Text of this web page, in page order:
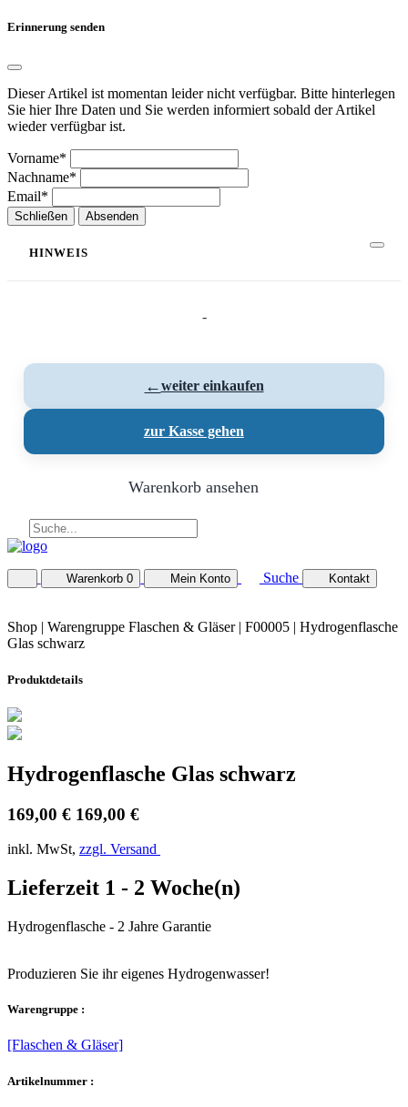
Erinnerung senden
Dieser Artikel ist momentan leider nicht verfügbar. Bitte hinterlegen
Sie hier Ihre Daten und Sie werden informiert sobald der Artikel
wieder verfügbar ist.
Vorname*
Nachname*
Email*
Schließen Absenden
HINWEIS
-
←weiter einkaufen
zur Kasse gehen
Warenkorb ansehen
Warenkorb 0 Mein Konto Suche Kontakt
Shop | Warengruppe Flaschen & Gläser | F00005 | Hydrogenflasche
Glas schwarz
Produktdetails
Hydrogenflasche Glas schwarz
169,00 € 169,00 €
inkl. MwSt, zzgl. Versand
Lieferzeit 1 - 2 Woche(n)
Hydrogenflasche - 2 Jahre Garantie
Produzieren Sie ihr eigenes Hydrogenwasser!
Warengruppe :
[Flaschen & Gläser]
Artikelnummer :